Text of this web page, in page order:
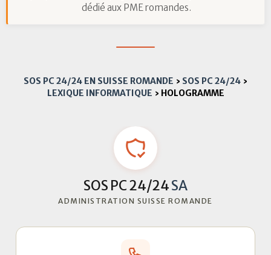
dédié aux PME romandes.
SOS PC 24/24 EN SUISSE ROMANDE › SOS PC 24/24 ›
LEXIQUE INFORMATIQUE › HOLOGRAMME
SOS PC 24/24SA
ADMINISTRATION SUISSE ROMANDE